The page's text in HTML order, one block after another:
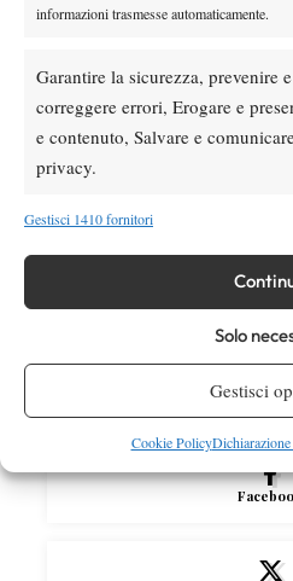
informazioni trasmesse automaticamente.
Garantire la sicurezza, prevenire
correggere errori, Erogare e
e contenuto, Salvare e
privacy.
Gestisci 1410 fornitori
Solo
Gestisci
Cookie Policy
News
Quinn, Sonego
Tennis in TV
Rusedski sul
giocherà lo US